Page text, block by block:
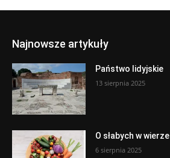
Najnowsze artykuły
Państwo lidyjskie
13 sierpnia 2025
O słabych w wierze
6 sierpnia 2025